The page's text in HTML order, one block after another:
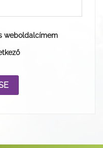
weboldalcímem